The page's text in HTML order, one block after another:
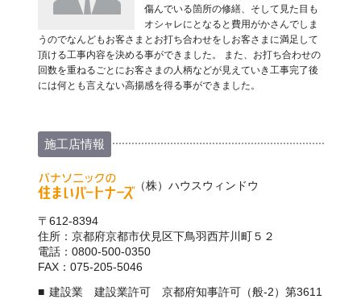
傷んでいる箇所の修繕、そして見た目も
オシャレにとなると費用がかさんでしま
うのでなんどもお客さまとお打ち合わせをしお客さまに満足して
頂ける工事内容を決める事ができました。 また、お打ち合わせの
回数を重ねるごとにお客さまの人柄などが見えていき工事完了後
には何とも言えない高揚感を得る事ができました。
施工店情報
（株）ハウスウィンドウ
〒612-8394
住所：京都府京都市伏見区下鳥羽西芹川町５２
電話：0800-500-0350
FAX：075-205-5046
建設業 建設業許可 京都府知事許可（般-2）第3611